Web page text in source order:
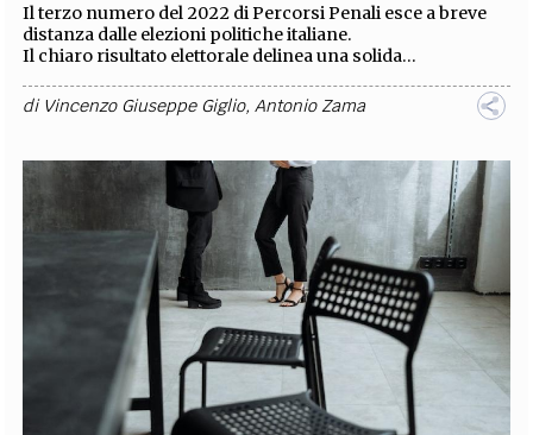
Il terzo numero del 2022 di Percorsi Penali esce a breve
distanza dalle elezioni politiche italiane.
Il chiaro risultato elettorale delinea una solida...
di Vincenzo Giuseppe Giglio,Antonio Zama